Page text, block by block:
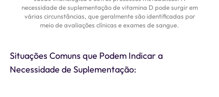
necessidade de suplementação de vitamina D pode surgir em
várias circunstâncias, que geralmente são identificadas por
meio de avaliações clínicas e exames de sangue.
Situações Comuns que Podem Indicar a
Necessidade de Suplementação: